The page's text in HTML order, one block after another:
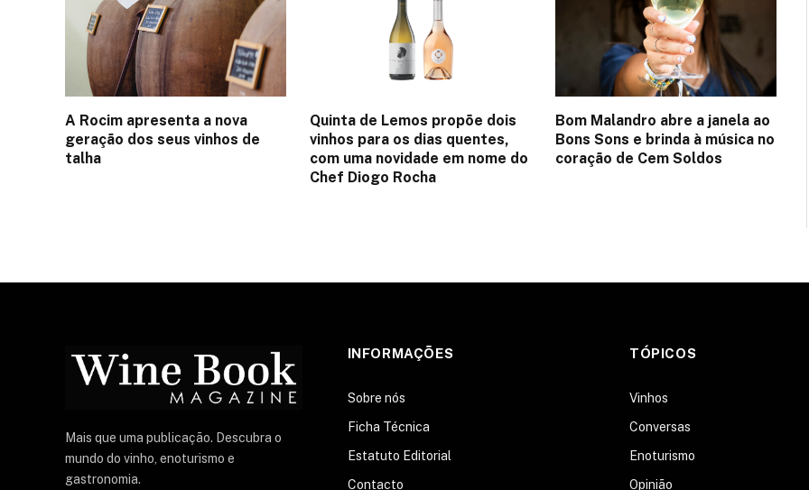
A Rocim apresenta a nova
geração dos seus vinhos de
talha
Quinta de Lemos propõe dois
vinhos para os dias quentes,
com uma novidade em nome do
Chef Diogo Rocha
Bom Malandro abre a janela ao
Bons Sons e brinda à música no
coração de Cem Soldos
Mais que uma publicação. Descubra o
mundo do vinho, enoturismo e
gastronomia.
INFORMAÇÕES
Sobre nós
Ficha Técnica
Estatuto Editorial
Contacto
TÓPICOS
Vinhos
Conversas
Enoturismo
Opinião